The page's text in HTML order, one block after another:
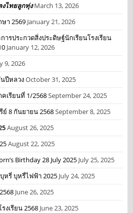
งไทยลูกทุ่ง March 13, 2026
า 2569 January 21, 2026
รประกวดสิ่งประดิษฐ์นักเรียนโรงเรียน
January 12, 2026
9, 2026
ปีหลวงOctober 31, 2025
เรียนที่ 1/2568September 24, 2025
8 กันยายน 2568September 8, 2025
August 26, 2025
August 22, 2025
Birthday 28 July 2025 July 25, 2025
หรี่ บุหรี่ไฟฟ้า 2025 July 24, 2025
June 26, 2025
เรียน 2568 June 23, 2025